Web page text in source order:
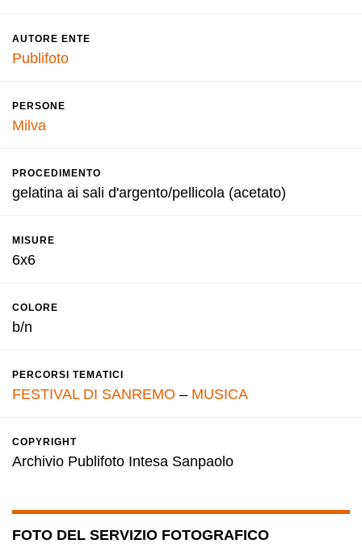
AUTORE ENTE
Publifoto
PERSONE
Milva
PROCEDIMENTO
gelatina ai sali d'argento/pellicola (acetato)
MISURE
6x6
COLORE
b/n
PERCORSI TEMATICI
FESTIVAL DI SANREMO – MUSICA
COPYRIGHT
Archivio Publifoto Intesa Sanpaolo
FOTO DEL SERVIZIO FOTOGRAFICO